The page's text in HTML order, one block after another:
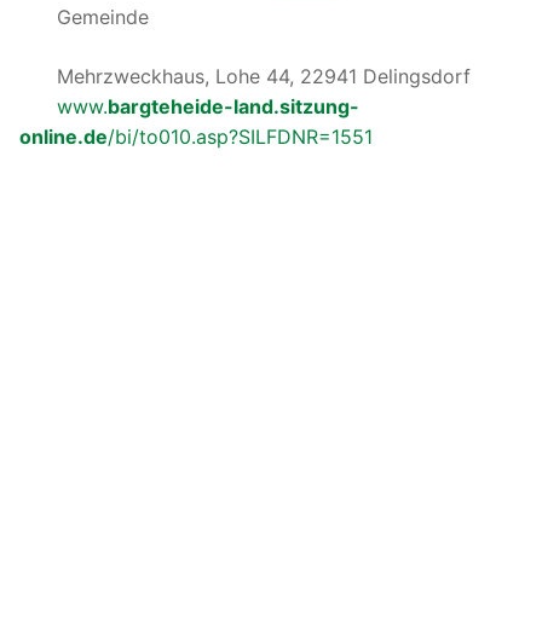
Gemeinde
Mehrzweckhaus, Lohe 44, 22941 Delingsdorf
www.bargteheide-land.sitzung-
online.de/bi/to010.asp?SILFDNR=1551